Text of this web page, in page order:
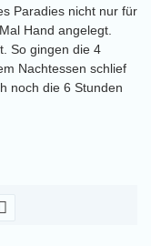
Paradies nicht nur für
Hand angelegt.
So gingen die 4
Nachtessen schlief
noch die 6 Stunden